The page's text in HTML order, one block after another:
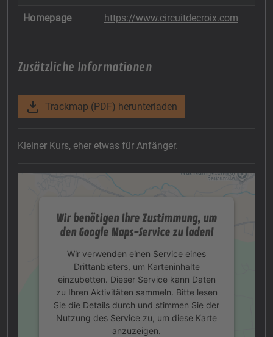
Homepage https://www.circuitdecroix.com
Zusätzliche Informationen
Trackmap (PDF) herunterladen
Kleiner Kurs, eher etwas für Anfänger.
Wir benötigen Ihre Zustimmung, um
den Google Maps-Service zu laden!
Wir verwenden einen Service eines
Drittanbieters, um Karteninhalte
einzubetten. Dieser Service kann Daten
zu Ihren Aktivitäten sammeln. Bitte lesen
Sie die Details durch und stimmen Sie der
Nutzung des Service zu, um diese Karte
anzuzeigen.